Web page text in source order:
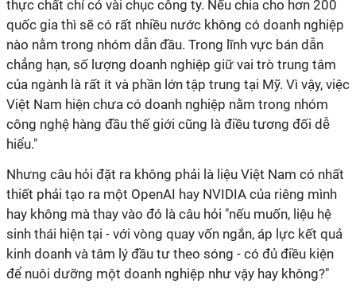
thực chất chỉ có vài chục công ty. Nếu chia cho hơn 200
quốc gia thì sẽ có rất nhiều nước không có doanh nghiệp
nào nằm trong nhóm dẫn đầu. Trong lĩnh vực bán dẫn
chẳng hạn, số lượng doanh nghiệp giữ vai trò trung tâm
của ngành là rất ít và phần lớn tập trung tại Mỹ. Vì vậy, việc
Việt Nam hiện chưa có doanh nghiệp nằm trong nhóm
công nghệ hàng đầu thế giới cũng là điều tương đối dễ
hiểu."
Nhưng câu hỏi đặt ra không phải là liệu Việt Nam có nhất
thiết phải tạo ra một OpenAI hay NVIDIA của riêng mình
hay không mà thay vào đó là câu hỏi "nếu muốn, liệu hệ
sinh thái hiện tại - với vòng quay vốn ngắn, áp lực kết quả
kinh doanh và tâm lý đầu tư theo sóng - có đủ điều kiện
để nuôi dưỡng một doanh nghiệp như vậy hay không?"